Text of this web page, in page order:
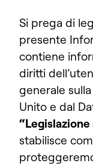
Si prega di
presente
contiene
diritti
generale
Unito e dal
stabilisce